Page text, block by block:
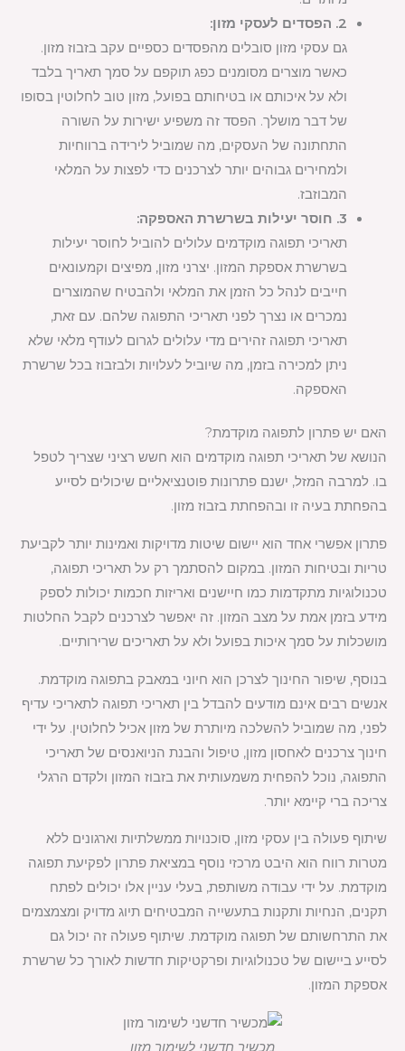
2. הפסדים לעסקי מזון:
גם עסקי מזון סובלים מהפסדים כספיים עקב בזבוז מזון.
כאשר מוצרים מסומנים כפג תוקפם על סמך תאריך בלבד
ולא על איכותם או בטיחותם בפועל, מזון טוב לחלוטין בסופו
של דבר מושלך. הפסד זה משפיע ישירות על השורה
התחתונה של העסקים, מה שמוביל לירידה ברווחיות
ולמחירים גבוהים יותר לצרכנים כדי לפצות על המלאי
המבוזבז.
3. חוסר יעילות בשרשרת האספקה:
תאריכי תפוגה מוקדמים עלולים להוביל לחוסר יעילות
בשרשרת אספקת המזון. יצרני מזון, מפיצים וקמעונאים
חייבים לנהל כל הזמן את המלאי ולהבטיח שהמוצרים
נמכרים או נצרך לפני תאריכי התפוגה שלהם. עם זאת,
תאריכי תפוגה זהירים מדי עלולים לגרום לעודף מלאי שלא
ניתן למכירה בזמן, מה שיוביל לעלויות ולבזבוז בכל שרשרת
האספקה.
האם יש פתרון לתפוגה מוקדמת?
הנושא של תאריכי תפוגה מוקדמים הוא חשש רציני שצריך לטפל
בו. למרבה המזל, ישנם פתרונות פוטנציאליים שיכולים לסייע
בהפחתת בעיה זו ובהפחתת בזבוז מזון.
פתרון אפשרי אחד הוא יישום שיטות מדויקות ואמינות יותר לקביעת
טריות ובטיחות המזון. במקום להסתמך רק על תאריכי תפוגה,
טכנולוגיות מתקדמות כמו חיישנים ואריזות חכמות יכולות לספק
מידע בזמן אמת על מצב המזון. זה יאפשר לצרכנים לקבל החלטות
מושכלות על סמך איכות בפועל ולא על תאריכים שרירותיים.
בנוסף, שיפור החינוך לצרכן הוא חיוני במאבק בתפוגה מוקדמת.
אנשים רבים אינם מודעים להבדל בין תאריכי תפוגה לתאריכי עדיף
לפני, מה שמוביל להשלכה מיותרת של מזון אכיל לחלוטין. על ידי
חינוך צרכנים לאחסון מזון, טיפול והבנת הניואנסים של תאריכי
התפוגה, נוכל להפחית משמעותית את בזבוז המזון ולקדם הרגלי
צריכה ברי קיימא יותר.
שיתוף פעולה בין עסקי מזון, סוכנויות ממשלתיות וארגונים ללא
מטרות רווח הוא היבט מרכזי נוסף במציאת פתרון לפקיעת תפוגה
מוקדמת. על ידי עבודה משותפת, בעלי עניין אלו יכולים לפתח
תקנים, הנחיות ותקנות בתעשייה המבטיחים תיוג מדויק ומצמצמים
את התרחשותם של תפוגה מוקדמת. שיתוף פעולה זה יכול גם
לסייע ביישום של טכנולוגיות ופרקטיקות חדשות לאורך כל שרשרת
אספקת המזון.